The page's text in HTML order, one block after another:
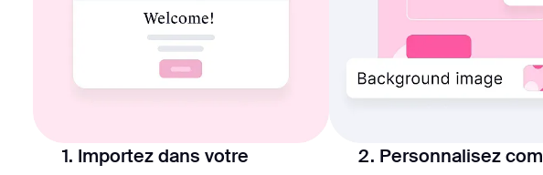
1. Importez dans votre 2. Personnalisez